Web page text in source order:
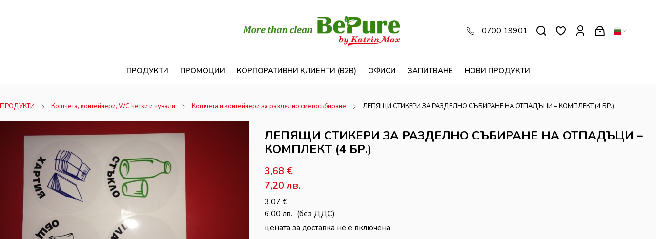
ПРОДУКТИ ПРОМОЦИИ КОРПОРАТИВНИ КЛИЕНТИ (B2B) ОФИСИ ЗАПИТВАНЕ НОВИ ПРОДУКТИ
0700 19901
ПРОДУКТИ Кошчета, контейнери, WC четки и чували Кошчета и контейнери за разделно сметосъбиране ЛЕПЯЩИ СТИКЕРИ ЗА РАЗДЕЛНО СЪБИРАНЕ НА ОТПАДЪЦИ – КОМПЛЕКТ (4 БР.)
ЛЕПЯЩИ СТИКЕРИ ЗА РАЗДЕЛНО СЪБИРАНЕ НА ОТПАДЪЦИ –
КОМПЛЕКТ (4 БР.)
3,68 €
7,20 лв.
3,07 €
6,00 лв. (без ДДС)
цената за доставка не е включена